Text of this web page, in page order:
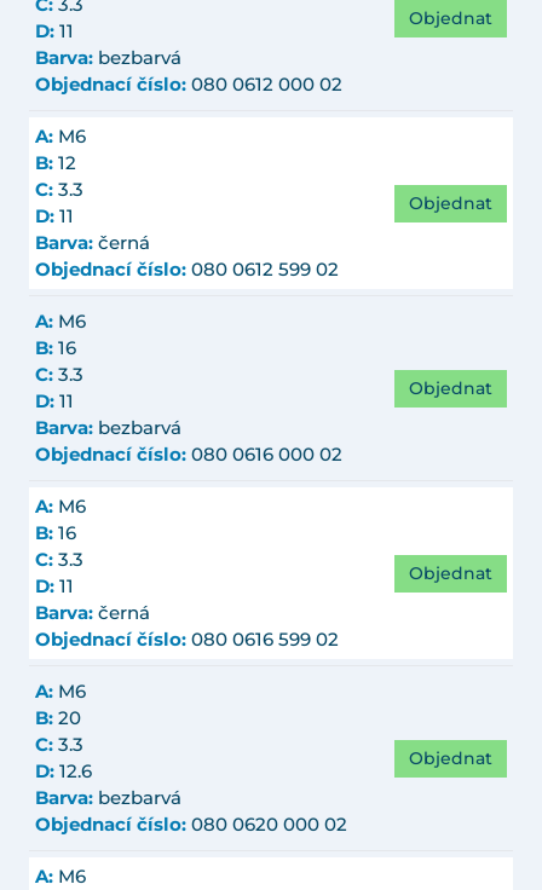
C: 3.3
D: 11
Barva: bezbarvá
Objednací číslo: 080 0612 000 02
Objednat
A: M6
B: 12
C: 3.3
D: 11
Barva: černá
Objednací číslo: 080 0612 599 02
Objednat
A: M6
B: 16
C: 3.3
D: 11
Barva: bezbarvá
Objednací číslo: 080 0616 000 02
Objednat
A: M6
B: 16
C: 3.3
D: 11
Barva: černá
Objednací číslo: 080 0616 599 02
Objednat
A: M6
B: 20
C: 3.3
D: 12.6
Barva: bezbarvá
Objednací číslo: 080 0620 000 02
Objednat
A: M6